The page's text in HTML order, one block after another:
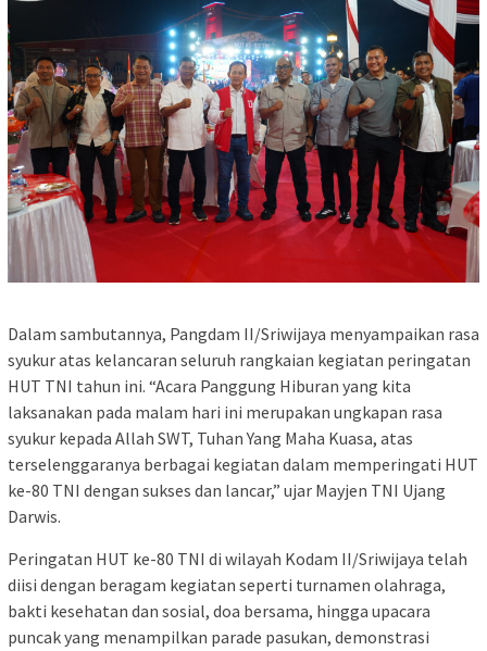
Dalam sambutannya, Pangdam II/Sriwijaya menyampaikan rasa
syukur atas kelancaran seluruh rangkaian kegiatan peringatan
HUT TNI tahun ini. “Acara Panggung Hiburan yang kita
laksanakan pada malam hari ini merupakan ungkapan rasa
syukur kepada Allah SWT, Tuhan Yang Maha Kuasa, atas
terselenggaranya berbagai kegiatan dalam memperingati HUT
ke-80 TNI dengan sukses dan lancar,” ujar Mayjen TNI Ujang
Darwis.
Peringatan HUT ke-80 TNI di wilayah Kodam II/Sriwijaya telah
diisi dengan beragam kegiatan seperti turnamen olahraga,
bakti kesehatan dan sosial, doa bersama, hingga upacara
puncak yang menampilkan parade pasukan, demonstrasi